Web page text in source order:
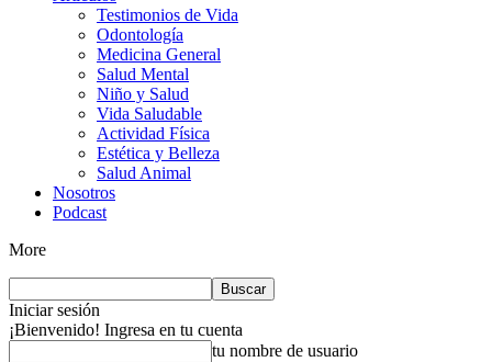
Testimonios de Vida
Odontología
Medicina General
Salud Mental
Niño y Salud
Vida Saludable
Actividad Física
Estética y Belleza
Salud Animal
Nosotros
Podcast
More
Buscar
Iniciar sesión
¡Bienvenido! Ingresa en tu cuenta
tu nombre de usuario